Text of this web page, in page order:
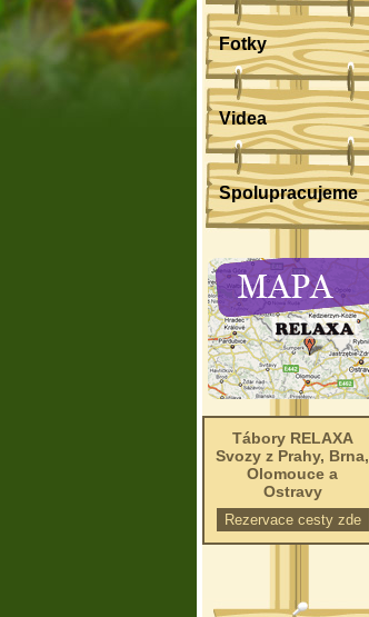
Fotky
Videa
Spolupracujeme
Tábory RELAXA
Svozy z Prahy, Brna,
Olomouce a
Ostravy
Rezervace cesty zde